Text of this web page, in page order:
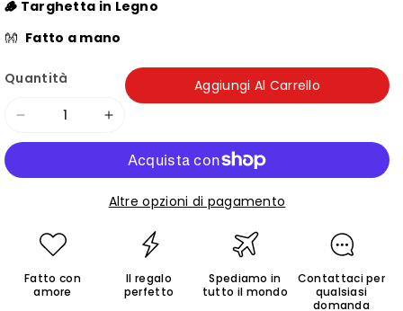
🪵 Targhetta in Legno
👐 Fatto a mano
Quantità
Diminuisci
quantità
per
Aumenta
quantità
per
Pediatra
Aggiungi Al Carrello
Altre opzioni di pagamento
Fatto con
amore
Il regalo
perfetto
Spediamo in
tutto il mondo
Contattaci per
qualsiasi
domanda